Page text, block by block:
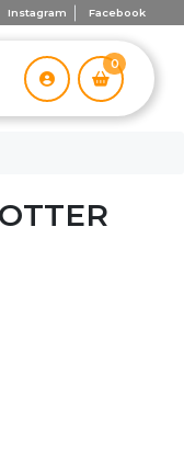
Instagram Facebook
0